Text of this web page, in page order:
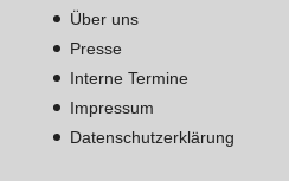
Über uns
Presse
Interne Termine
Impressum
Datenschutzerklärung